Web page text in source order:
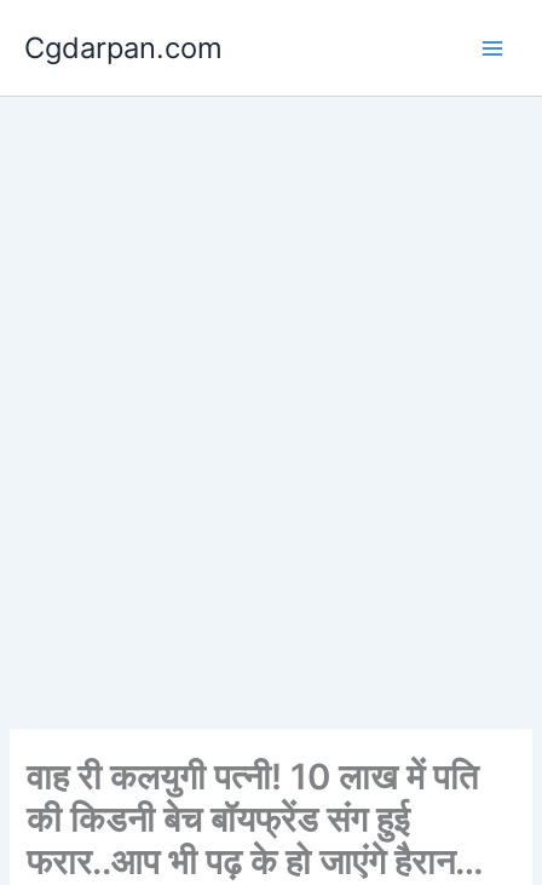
content
Cgdarpan.com
वाह री कलयुगी पत्नी! 10 लाख में पति
की किडनी बेच बॉयफ्रेंड संग हुई
फरार..आप भी पढ़ के हो जाएंगे हैरान…